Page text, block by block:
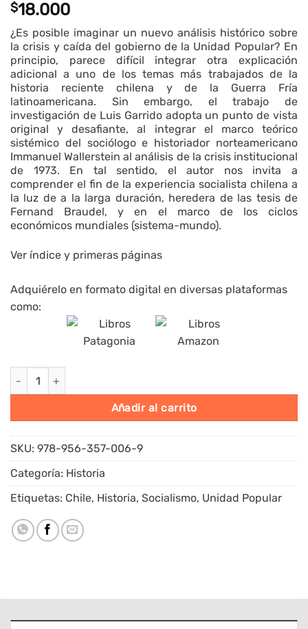
$18.000
¿Es posible imaginar un nuevo análisis histórico sobre
la crisis y caída del gobierno de la Unidad Popular? En
principio, parece difícil integrar otra explicación
adicional a uno de los temas más trabajados de la
historia reciente chilena y de la Guerra Fría
latinoamericana. Sin embargo, el trabajo de
investigación de Luis Garrido adopta un punto de vista
original y desafiante, al integrar el marco teórico
sistémico del sociólogo e historiador norteamericano
Immanuel Wallerstein al análisis de la crisis institucional
de 1973. En tal sentido, el autor nos invita a
comprender el fin de la experiencia socialista chilena a
la luz de a la larga duración, heredera de las tesis de
Fernand Braudel, y en el marco de los ciclos
económicos mundiales (sistema-mundo).
Ver índice y primeras páginas
Adquiérelo en formato digital en diversas plataformas
como:
La “vía chilena” al socialismo (1970 - 1973) cantidad
Añadir al carrito
Alternative:
SKU: 978-956-357-006-9
Categoría: Historia
Etiquetas: Chile, Historia, Socialismo, Unidad Popular